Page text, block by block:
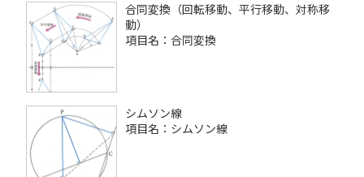
合同変換（回転移動、平行移動、対称移
動）
項目名：合同変換
シムソン線
項目名：シムソン線